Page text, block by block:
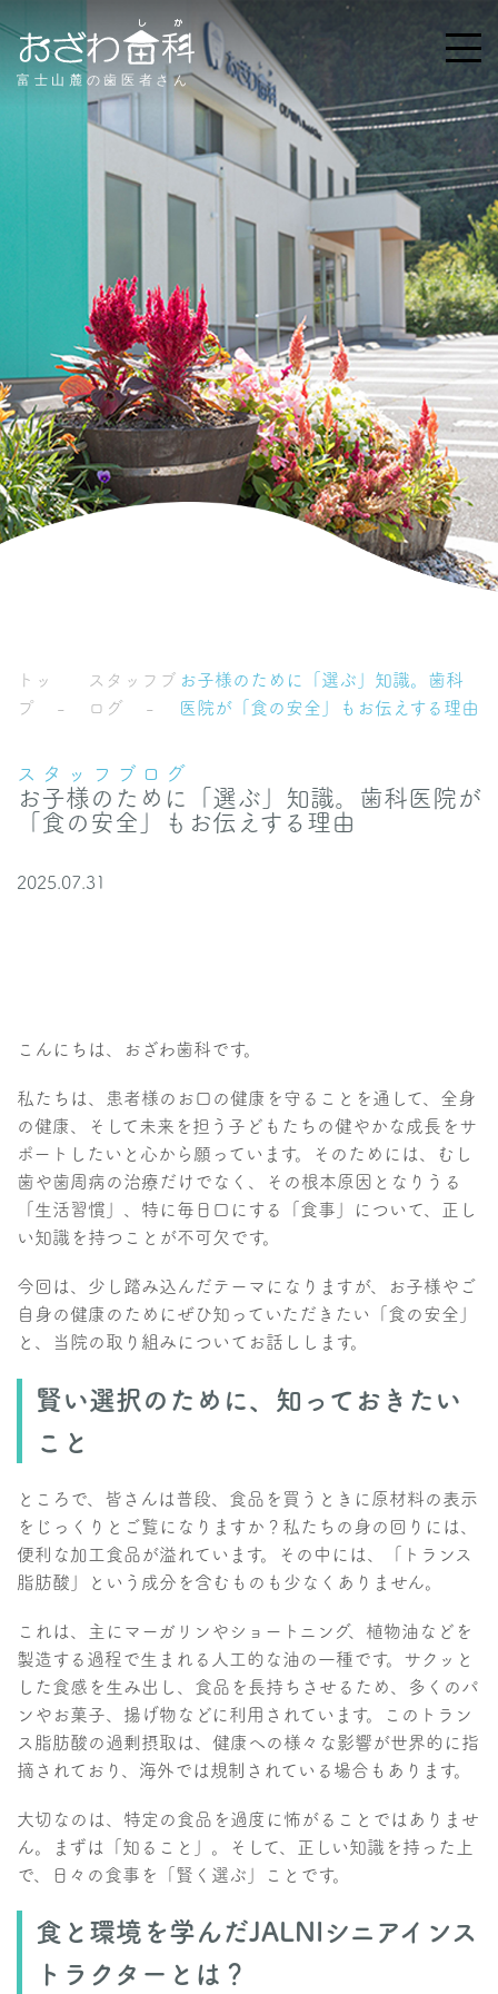
トッ
プ
スタッフブ
ログ
お子様のために「選ぶ」知識。歯科
医院が「食の安全」もお伝えする理由
スタッフブログ
お子様のために「選ぶ」知識。歯科医院が
「食の安全」もお伝えする理由
2025.07.31
こんにちは、おざわ歯科です。
私たちは、患者様のお口の健康を守ることを通して、全身
の健康、そして未来を担う子どもたちの健やかな成長をサ
ポートしたいと心から願っています。そのためには、むし
歯や歯周病の治療だけでなく、その根本原因となりうる
「生活習慣」、特に毎日口にする「食事」について、正し
い知識を持つことが不可欠です。
今回は、少し踏み込んだテーマになりますが、お子様やご
自身の健康のためにぜひ知っていただきたい「食の安全」
と、当院の取り組みについてお話しします。
賢い選択のために、知っておきたい
こと
ところで、皆さんは普段、食品を買うときに原材料の表示
をじっくりとご覧になりますか？私たちの身の回りには、
便利な加工食品が溢れています。その中には、「トランス
脂肪酸」という成分を含むものも少なくありません。
これは、主にマーガリンやショートニング、植物油などを
製造する過程で生まれる人工的な油の一種です。サクッと
した食感を生み出し、食品を長持ちさせるため、多くのパ
ンやお菓子、揚げ物などに利用されています。このトラン
ス脂肪酸の過剰摂取は、健康への様々な影響が世界的に指
摘されており、海外では規制されている場合もあります。
大切なのは、特定の食品を過度に怖がることではありませ
ん。まずは「知ること」。そして、正しい知識を持った上
で、日々の食事を「賢く選ぶ」ことです。
食と環境を学んだJALNIシニアインス
トラクターとは？